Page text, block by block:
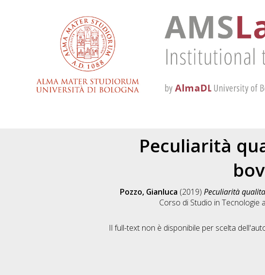
Peculiarità
Pozzo, Gianluca (2019) Peculiarità
Corso di Studio in Tecnologie
Il full-text non è disponibile per scelta